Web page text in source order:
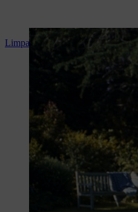
Limpar o deck de madeira